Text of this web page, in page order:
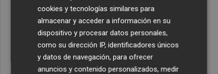
alojamiento crecen hasta un 500%
El cubano Papillo triunfa en el certamen del Trovo
Pascual García-Mateos de La Unión
cookies y tecnologías similares para
almacenar y acceder a información en su
dispositivo y procesar datos personales,
como su dirección IP, identificadores únicos
y datos de navegación, para ofrecer
anuncios y contenido personalizados, medir